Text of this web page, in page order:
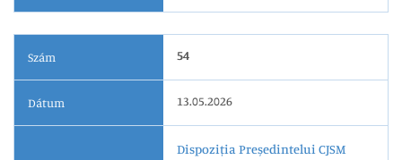
Szám 54
Dátum 13.05.2026
Dispoziția Președintelui CJSM